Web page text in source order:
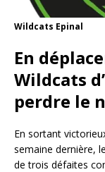
Wildcats Epinal
En
Wildcats
perdre le
En sortant
semaine dernière,
de trois défaites